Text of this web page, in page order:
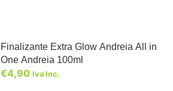
Finalizante Extra Glow Andreia All in
One Andreia 100ml
€4,90 Iva Inc.